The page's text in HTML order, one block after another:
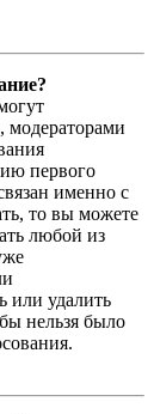
модераторами
первого
именно с
то вы можете
любой из
или удалить
нельзя было